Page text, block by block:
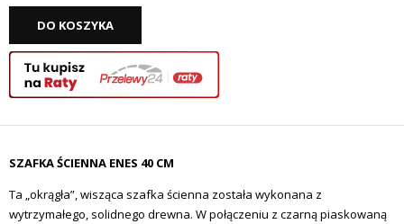
DO KOSZYKA
SZAFKA ŚCIENNA ENES 40 CM
Ta „okrągła”, wisząca szafka ścienna została wykonana z
wytrzymałego, solidnego drewna. W połączeniu z czarną piaskowaną